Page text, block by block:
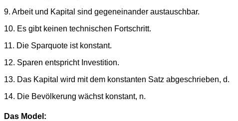
9. Arbeit und Kapital sind gegeneinander austauschbar.
10. Es gibt keinen technischen Fortschritt.
11. Die Sparquote ist konstant.
12. Sparen entspricht Investition.
13. Das Kapital wird mit dem konstanten Satz abgeschrieben, d.
14. Die Bevölkerung wächst konstant, n.
Das Model: